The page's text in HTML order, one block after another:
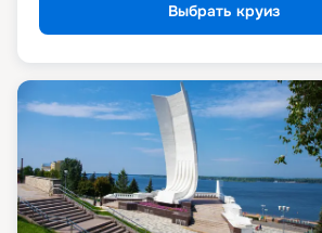
Выбрать круиз